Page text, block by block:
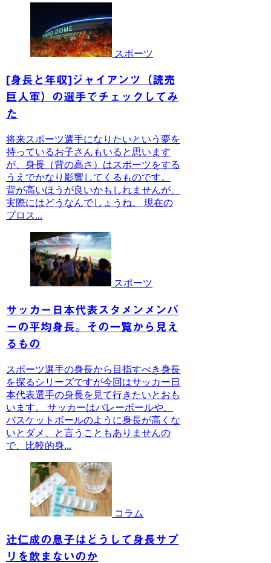
スポーツ
[身長と年収]ジャイアンツ（読売
巨人軍）の選手でチェックしてみ
た
将来スポーツ選手になりたいという夢を
持っているお子さんもいると思います
が、身長（背の高さ）はスポーツをする
うえでかなり影響してくるものです。
背が高いほうが良いかもしれませんが、
実際にはどうなんでしょうね。 現在の
プロス...
スポーツ
サッカー日本代表スタメンメンバ
ーの平均身長。その一覧から見え
るもの
スポーツ選手の身長から目指すべき身長
を探るシリーズですが今回はサッカー日
本代表選手の身長を見て行きたいとおも
います。 サッカーはバレーボールや、
バスケットボールのように身長が高くな
いとダメ、と言うこともありませんの
で、比較的身...
コラム
辻仁成の息子はどうして身長サプ
リを飲まないのか